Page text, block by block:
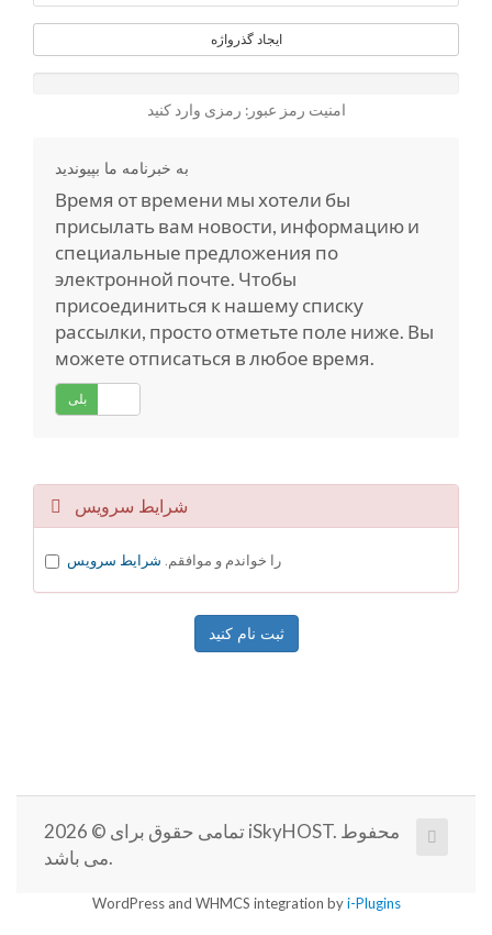
ایجاد گذرواژه
امنیت رمز عبور: رمزی وارد کنید
به خبرنامه ما بپیوندید
Время от времени мы хотели бы
присылать вам новости, информацию и
специальные предложения по
электронной почте. Чтобы
присоединиться к нашему списку
рассылки, просто отметьте поле ниже. Вы
можете отписаться в любое время.
بلی
شرایط سرویس
را خواندم و موافقم. شرایط سرویس
تمامی حقوق برای © 2026 iSkyHOST. محفوط
می باشد.
WordPress and WHMCS integration byi-Plugins